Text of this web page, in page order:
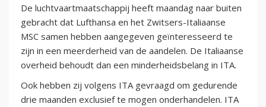
De luchtvaartmaatschappij heeft maandag naar buiten
gebracht dat Lufthansa en het Zwitsers-Italiaanse
MSC samen hebben aangegeven geïnteresseerd te
zijn in een meerderheid van de aandelen. De Italiaanse
overheid behoudt dan een minderheidsbelang in ITA.
Ook hebben zij volgens ITA gevraagd om gedurende
drie maanden exclusief te mogen onderhandelen. ITA